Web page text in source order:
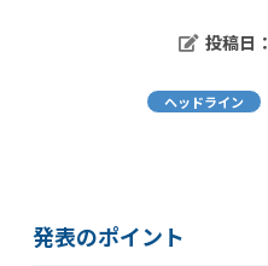
投稿日：
ヘッドライン
発表のポイント